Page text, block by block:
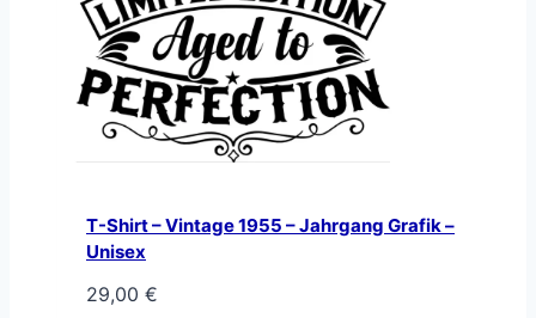
T-Shirt – Vintage 1955 – Jahrgang Grafik –
Unisex
29,00 €